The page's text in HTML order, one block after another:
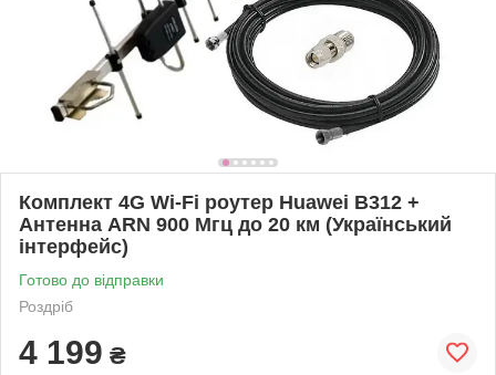
Комплект 4G Wi-Fi роутер Huawei B312 +
Антенна ARN 900 Мгц до 20 км (Український
інтерфейс)
Готово до відправки
Роздріб
4 199 ₴